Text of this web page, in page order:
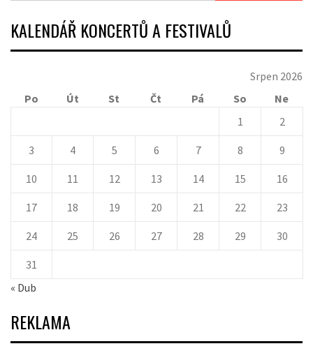
KALENDÁŘ KONCERTŮ A FESTIVALŮ
Srpen 2026
Po
Út St Čt Pá So
Ne
1
2
3 4 5 6 7 8 9
10 11 12 13 14 15 16
17 18 19 20 21 22 23
24 25 26 27 28 29 30
31
« Dub
REKLAMA